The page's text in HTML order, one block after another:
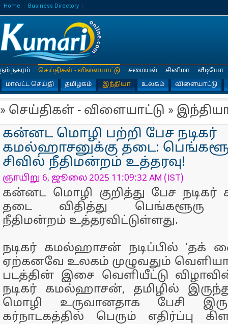
Home Business Directory
நம் நகரம்
செய்திகள் - விளையாட்டு
மாவட்ட செய்தி
தமிழகம் இந்தியா உலகம் விளையாட்டு
சமையல் சினிமா வீடியோ
» செய்திகள் - விளையாட்டு »
கன்னட மொழி பற்றி பேச நடிகர்
கமல்ஹாசனுக்கு தடை:
சிவில் நீதிமன்றம் உத்தரவு!
ஞாயிறு 6, ஜூலை 2025 11:09:32 AM (IST)
கன்னட மொழி குறித்து பேச நடிகர்
தடை விதித்து பெங்களூரு
நீதிமன்றம் உத்தரவிட்டுள்ளது.
நடிகர் கமல்ஹாசன் நடிப்பில் ‘தக்
ஏற்கனவே உலகம் முழுவதும்
படத்தின் இசை வெளியீட்டு
நடிகர் கமல்ஹாசன், தமிழில்
மொழி உருவானதாக பேசி
கர்நாடகத்தில் பெரும் எதிர்ப்பு